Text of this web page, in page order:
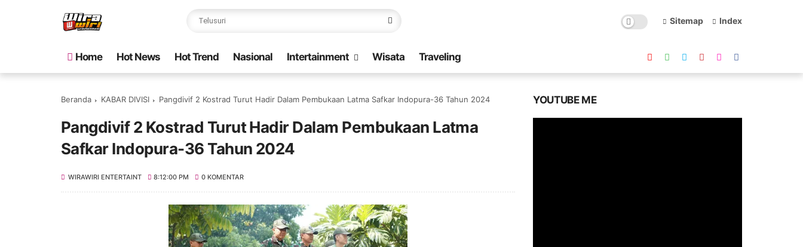
Sitemap Index
Home Hot News Hot Trend Nasional Intertainment Wisata Traveling
Beranda KABAR DIVISI Pangdivif 2 Kostrad Turut Hadir Dalam Pembukaan Latma Safkar Indopura-36 Tahun 2024
Pangdivif 2 Kostrad Turut Hadir Dalam Pembukaan Latma
Safkar Indopura-36 Tahun 2024
WIRAWIRI ENTERTAINT 8:12:00 PM 0 KOMENTAR
YOUTUBE ME